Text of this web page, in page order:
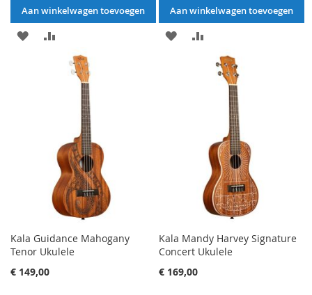
Aan winkelwagen toevoegen
AAN
VERLANGLIJST
TOEVOEGEN
TOE
VERGELIJKEN
Aan winkelwagen toevoegen
AAN
VERLANGLIJST
TOEVOEGEN
TOE
VERGELIJKEN
Kala Guidance Mahogany
Tenor Ukulele
€ 149,00
Kala Mandy Harvey Signature
Concert Ukulele
€ 169,00